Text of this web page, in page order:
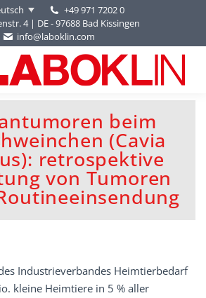
+49 971 7202 0
4 | DE - 97688 Bad Kissingen
info@laboklin.com
beim
(Cavia
retrospektive
von Tumoren
Sie befinden sich hier:
Industrieverbandes Heimtierbedarf
kleine Heimtiere in 5 % aller